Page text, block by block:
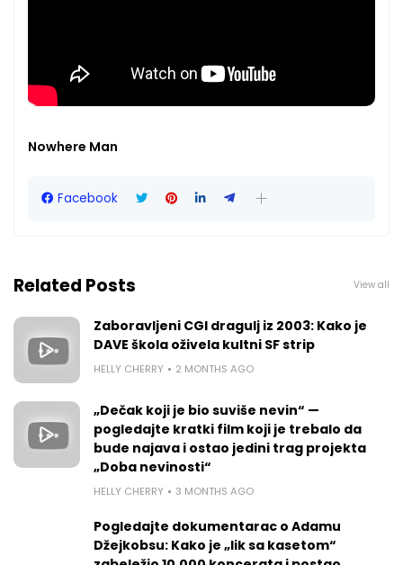
Nowhere Man
Facebook
Related Posts View all
Zaboravljeni CGI dragulj iz 2003: Kako je
DAVE škola oživela kultni SF strip
HELLY CHERRY 2 MONTHS AGO
„Dečak koji je bio suviše nevin“ —
pogledajte kratki film koji je trebalo da
bude najava i ostao jedini trag projekta
„Doba nevinosti“
HELLY CHERRY 3 MONTHS AGO
Pogledajte dokumentarac o Adamu
Džejkobsu: Kako je „lik sa kasetom“